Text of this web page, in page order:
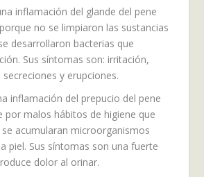
inflamación del glande del pene
no se limpiaron las sustancias
desarrollaron bacterias que
Sus síntomas son: irritación,
y erupciones.
inflamación del prepucio del pene
por malos hábitos de higiene que
acumularan microorganismos
piel. Sus síntomas son una fuerte
dolor al orinar.